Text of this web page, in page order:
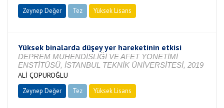
Zeynep Değer Tez Yüksek Lisans
Yüksek binalarda düşey yer hareketinin etkisi
DEPREM MÜHENDİSLİĞİ VE AFET YÖNETİMİ
ENSTİTÜSÜ, İSTANBUL TEKNİK ÜNİVERSİTESİ, 2019
ALİ ÇOPUROĞLU
Zeynep Değer Tez Yüksek Lisans